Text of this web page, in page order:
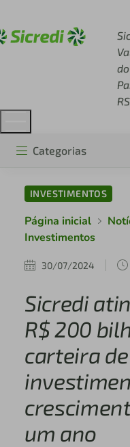
RS
Categorias
INVESTIMENTOS
Página inicial
Investimentos
30/07/2024
Sicredi
R$ 200
carteira de
um ano